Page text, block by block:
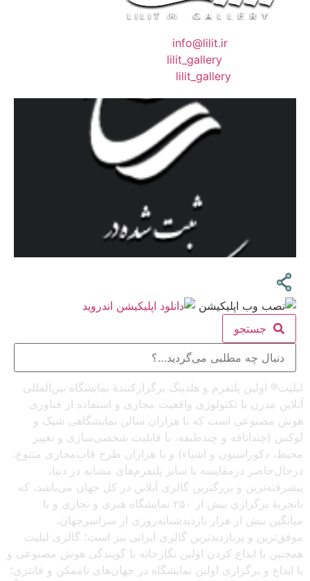
info@lilit.ir
lilit_gallery
lilit_gallery
جستجو
لیلیت® اولین پلتفرم و هلدینگ برگزارکنندهٔ نمایشگاه بین‌المللی
آنلاین مدرن با تکنولوژی واقعیت مجازی و استفاده از فناوری
هوش مصنوعی است که با هزاران سالن نمایشگاهی شیک و
لوکس (چنداتاقه و چندطبقه، با قابلیت شخصی‌سازی و تغییر
محیط، دکوراسیون و اشیاء) و با هزاران طرح قاب‌مجازی متنوع،
درحال‌حاضر درمقایسه با سایر پلتفرم‌های مشابه در دنیا،
پیشرفته‌ترین و بزرگترین گالری آنلاین در کل جهان می‌باشد، که
باتجربهٔ برگزاری بیش از ۲۵۰ نمایشگاه هنری و تجاری و با
میانگین بیش از هزار بازدیدشبانه‌روزی از سراسرجهان،
موفق‌ترین و پربازدیدترین گالری ایرانی نیز است؛ گالری لیلیت
همچنین با ابداع کردن اولین نگارخانه با گویندگی هوش مصنوعی و
با ابداع و برگزاری اولین نمایشگاه در جهان‌های ناممکن و فانتزی؛